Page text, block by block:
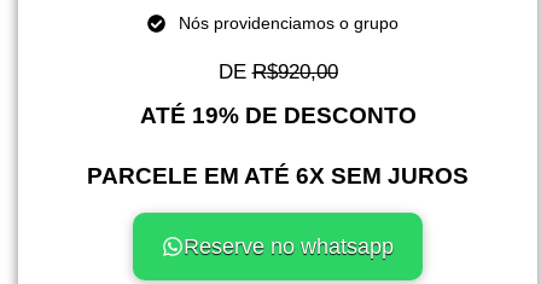
Nós providenciamos o grupo
DER$920,00
ATÉ 19% DE DESCONTO
PARCELE EM ATÉ 6X SEM JUROS
Reserve no whatsapp